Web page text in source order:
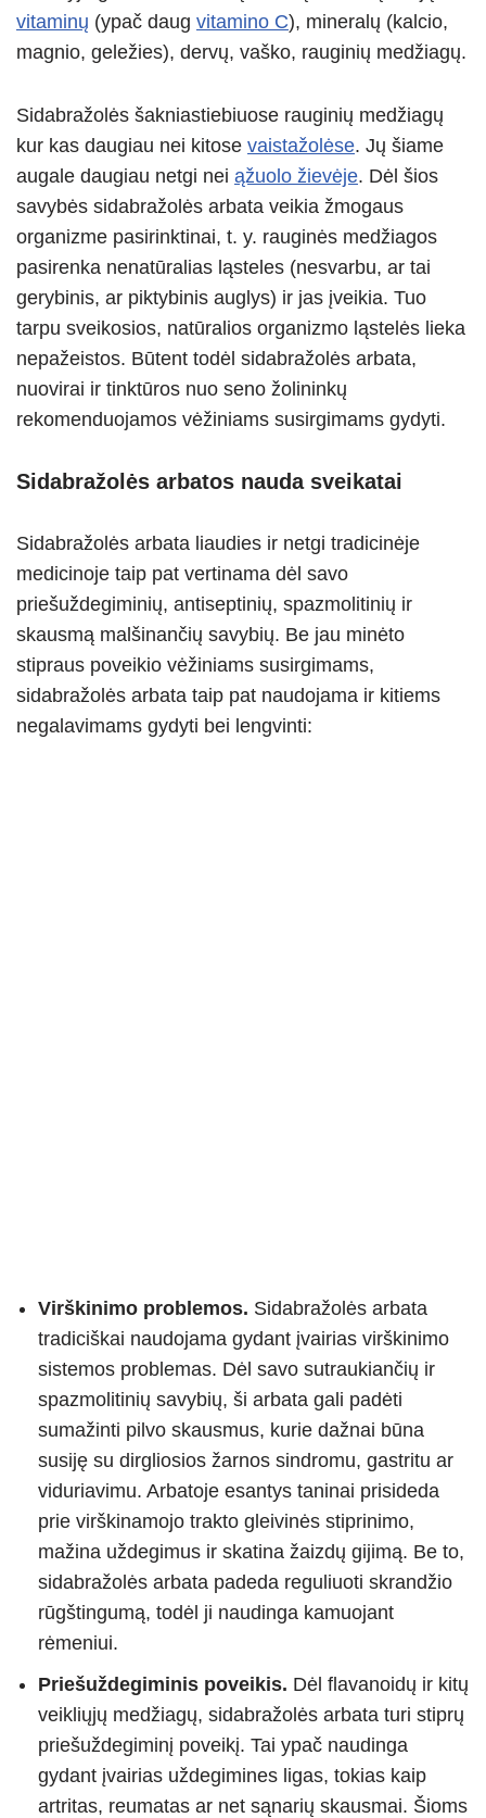
vitaminų (ypač daug vitamino C), mineralų (kalcio,
magnio, geležies), dervų, vaško, rauginių medžiagų.
Sidabražolės šakniastiebiuose rauginių medžiagų
kur kas daugiau nei kitose vaistažolėse. Jų šiame
augale daugiau netgi nei ąžuolo žievėje. Dėl šios
savybės sidabražolės arbata veikia žmogaus
organizme pasirinktinai, t. y. rauginės medžiagos
pasirenka nenatūralias ląsteles (nesvarbu, ar tai
gerybinis, ar piktybinis auglys) ir jas įveikia. Tuo
tarpu sveikosios, natūralios organizmo ląstelės lieka
nepažeistos. Būtent todėl sidabražolės arbata,
nuovirai ir tinktūros nuo seno žolininkų
rekomenduojamos vėžiniams susirgimams gydyti.
Sidabražolės arbatos nauda sveikatai
Sidabražolės arbata liaudies ir netgi tradicinėje
medicinoje taip pat vertinama dėl savo
priešuždegiminių, antiseptinių, spazmolitinių ir
skausmą malšinančių savybių. Be jau minėto
stipraus poveikio vėžiniams susirgimams,
sidabražolės arbata taip pat naudojama ir kitiems
negalavimams gydyti bei lengvinti:
Virškinimo problemos. Sidabražolės arbata
tradiciškai naudojama gydant įvairias virškinimo
sistemos problemas. Dėl savo sutraukiančių ir
spazmolitinių savybių, ši arbata gali padėti
sumažinti pilvo skausmus, kurie dažnai būna
susiję su dirgliosios žarnos sindromu, gastritu ar
viduriavimu. Arbatoje esantys taninai prisideda
prie virškinamojo trakto gleivinės stiprinimo,
mažina uždegimus ir skatina žaizdų gijimą. Be to,
sidabražolės arbata padeda reguliuoti skrandžio
rūgštingumą, todėl ji naudinga kamuojant
rėmeniui.
Priešuždegiminis poveikis. Dėl flavanoidų ir kitų
veikliųjų medžiagų, sidabražolės arbata turi stiprų
priešuždegiminį poveikį. Tai ypač naudinga
gydant įvairias uždegimines ligas, tokias kaip
artritas, reumatas ar net sąnarių skausmai. Šioms